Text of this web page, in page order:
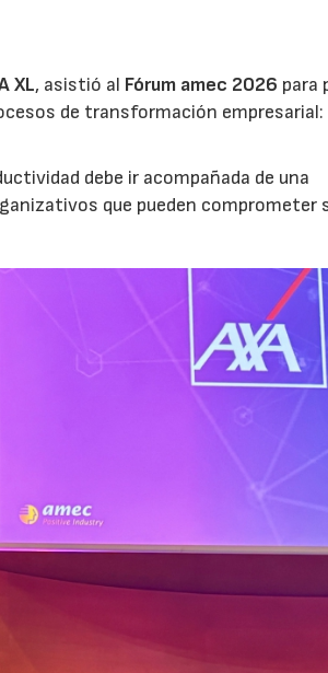
XL, asistió al Fórum amec 2026 para
de transformación empresarial:
debe ir acompañada de una
que pueden comprometer